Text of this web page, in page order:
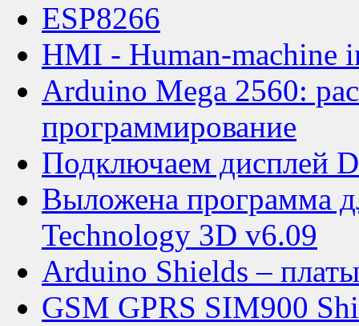
ESP8266
HMI - Human-machine
Arduino Mega 2560:
программирование
Подключаем дисплей
Выложена программа
Technology 3D v6.09
Arduino Shields –
GSM GPRS SIM900